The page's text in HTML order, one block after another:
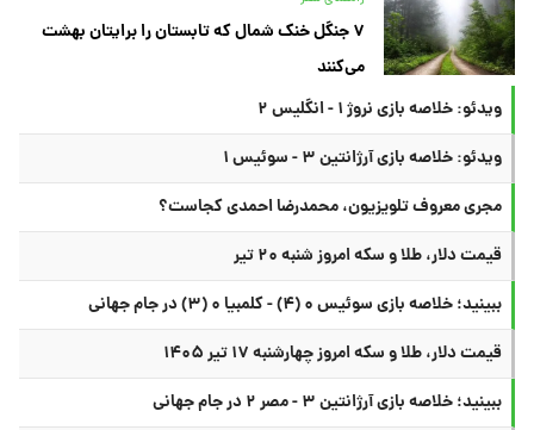
۷ جنگل خنک شمال که تابستان را برایتان بهشت
می‌کنند
ویدئو: خلاصه بازی نروژ ۱ - انگلیس ۲
ویدئو: خلاصه بازی آرژانتین ۳ - سوئیس ۱
مجری معروف تلویزیون، محمدرضا احمدی کجاست؟
قیمت دلار، طلا و سکه امروز شنبه ۲۰ تیر
ببینید؛ خلاصه بازی سوئیس ۰ (۴) - کلمبیا ۰ (۳) در جام جهانی
قیمت دلار، طلا و سکه امروز چهارشنبه ۱۷ تیر ۱۴۰۵
ببینید؛ خلاصه بازی آرژانتین ۳ - مصر ۲ در جام جهانی